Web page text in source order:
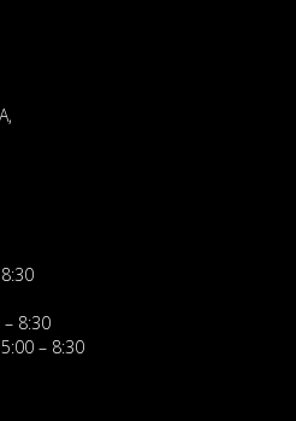
– 8:30
– 8:30